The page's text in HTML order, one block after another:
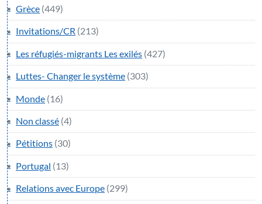
Grèce (449)
Invitations/CR (213)
Les réfugiés-migrants Les exilés (427)
Luttes- Changer le système (303)
Monde (16)
Non classé (4)
Pétitions (30)
Portugal (13)
Relations avec Europe (299)